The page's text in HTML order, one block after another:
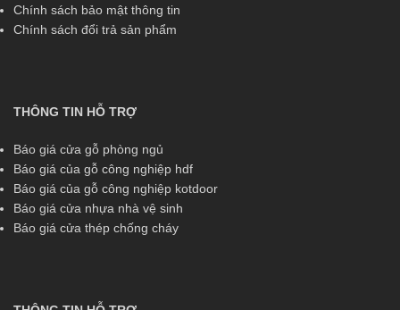
Chính sách bảo mật thông tin
Chính sách đổi trả sản phẩm
THÔNG TIN HỖ TRỢ
Báo giá cửa gỗ phòng ngủ
Báo giá của gỗ công nghiệp hdf
Báo giá của gỗ công nghiệp kotdoor
Báo giá cửa nhựa nhà vệ sinh
Báo giá cửa thép chống cháy